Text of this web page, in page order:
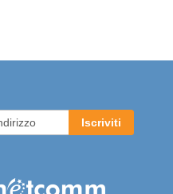
Iscriviti